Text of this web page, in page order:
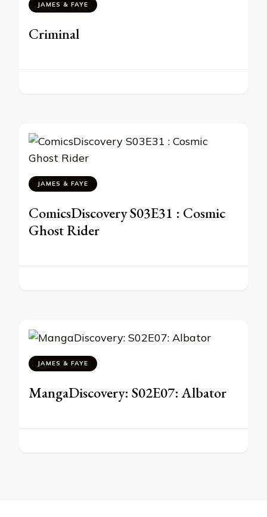
JAMES & FAYE
Criminal
JAMES & FAYE
ComicsDiscovery S03E31 : Cosmic
Ghost Rider
JAMES & FAYE
MangaDiscovery: S02E07: Albator